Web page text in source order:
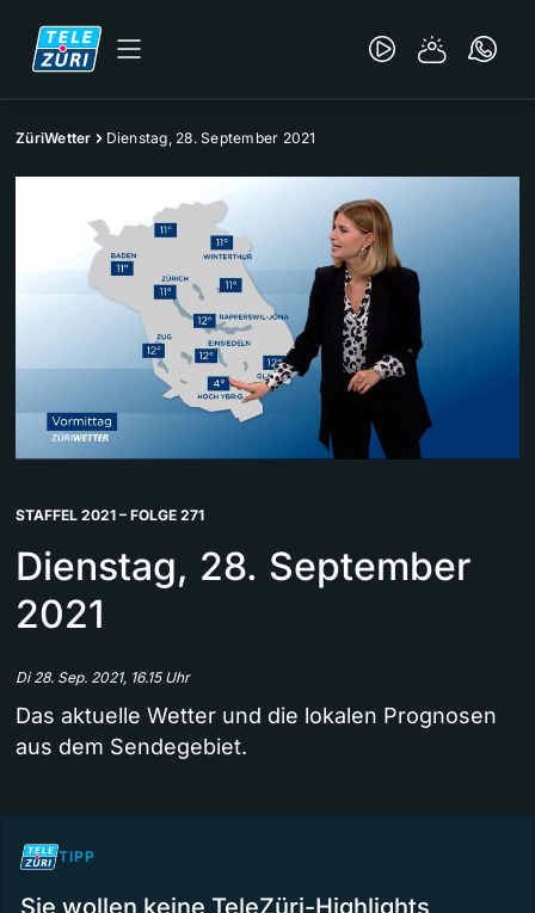
ZüriWetter Dienstag, 28. September 2021
STAFFEL 2021 – FOLGE 271
Dienstag, 28. September
2021
Di 28. Sep. 2021, 16.15 Uhr
Das aktuelle Wetter und die lokalen Prognosen
aus dem Sendegebiet.
TIPP